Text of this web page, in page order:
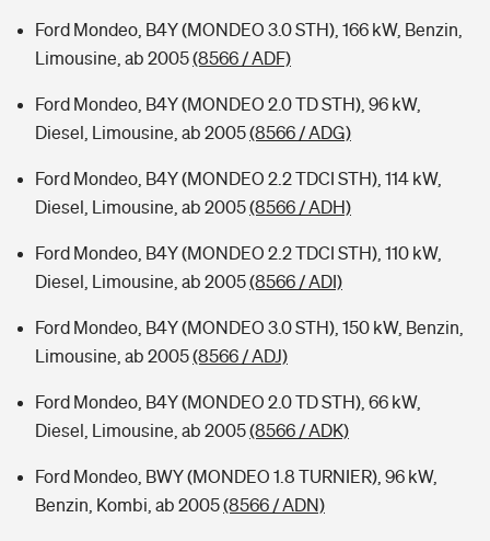
Ford Mondeo, B4Y (MONDEO 3.0 STH), 166 kW, Benzin,
Limousine, ab 2005(8566 / ADF)
Ford Mondeo, B4Y (MONDEO 2.0 TD STH), 96 kW,
Diesel, Limousine, ab 2005(8566 / ADG)
Ford Mondeo, B4Y (MONDEO 2.2 TDCI STH), 114 kW,
Diesel, Limousine, ab 2005(8566 / ADH)
Ford Mondeo, B4Y (MONDEO 2.2 TDCI STH), 110 kW,
Diesel, Limousine, ab 2005(8566 / ADI)
Ford Mondeo, B4Y (MONDEO 3.0 STH), 150 kW, Benzin,
Limousine, ab 2005(8566 / ADJ)
Ford Mondeo, B4Y (MONDEO 2.0 TD STH), 66 kW,
Diesel, Limousine, ab 2005(8566 / ADK)
Ford Mondeo, BWY (MONDEO 1.8 TURNIER), 96 kW,
Benzin, Kombi, ab 2005(8566 / ADN)